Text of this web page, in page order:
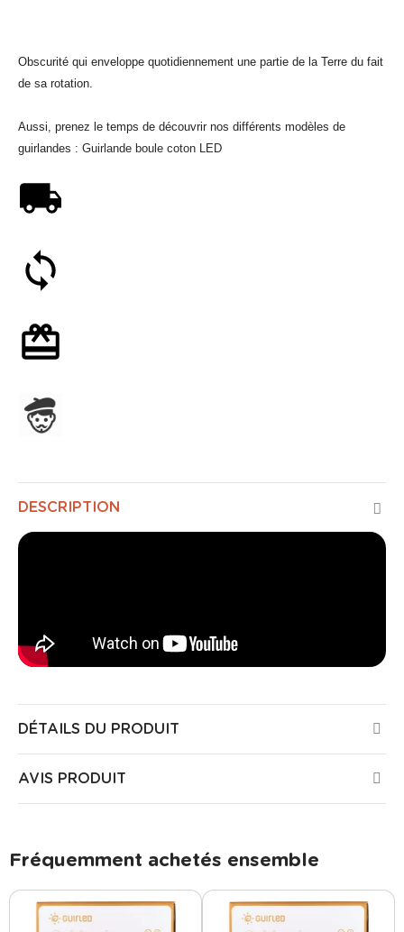
Obscurité qui enveloppe quotidiennement une partie de la Terre du fait
de sa rotation.
Aussi, prenez le temps de découvrir nos différents modèles de
guirlandes : Guirlande boule coton LED
DESCRIPTION
DÉTAILS DU PRODUIT
AVIS PRODUIT
Fréquemment achetés ensemble